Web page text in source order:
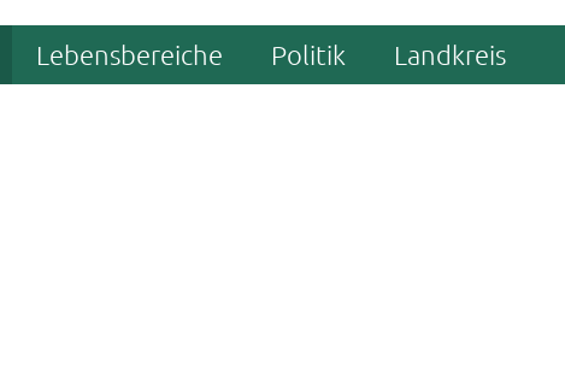
Lebensbereiche Politik Landkreis